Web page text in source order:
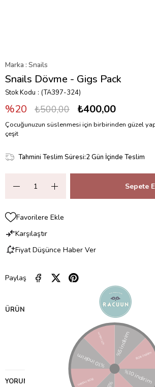
Marka : Snails
Snails Dövme - Gigs Pack
Stok Kodu (TA397-324)
20 ₺500,00 ₺400,00
Çocuğunuzun süslenmesi için birbirinden güzel
çeşit
Tahmini Teslim Süresi:2 Gün İçinde Teslim
Favorilere Ekle
Karşılaştır
Fiyat Düşünce Haber Ver
Paylaş
ÜRÜN ÖZELLIKLERI
YORUMLAR